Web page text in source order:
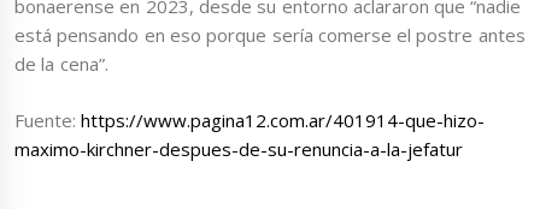
bonaerense en 2023, desde su entorno aclararon que “nadie
está pensando en eso porque sería comerse el postre antes
de la cena”.
Fuente:https://www.pagina12.com.ar/401914-que-hizo-
maximo-kirchner-despues-de-su-renuncia-a-la-jefatur